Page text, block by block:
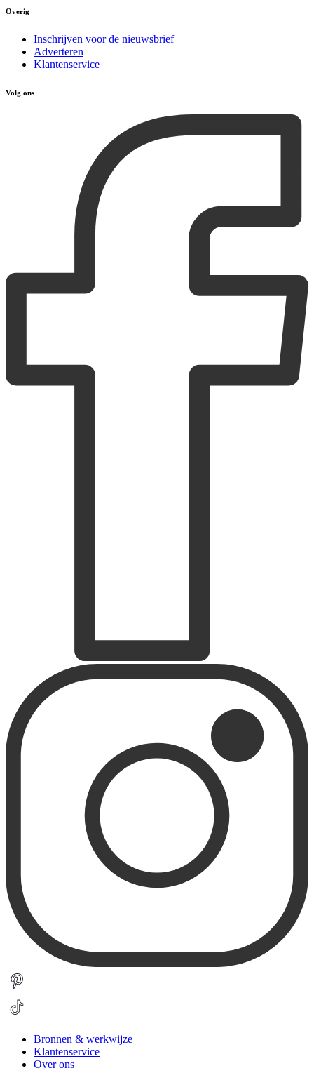
Overig
Inschrijven voor de nieuwsbrief
Adverteren
Klantenservice
Volg ons
Bronnen & werkwijze
Klantenservice
Over ons